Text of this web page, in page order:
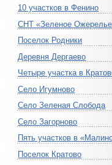
10 участков в Фенино
СНТ «Зеленое
Поселок Родники
Деревня Дергаево
Четыре участка в
Село Игумново
Село Зеленая Слобода
Село Загорново
Пять участков в
Поселок Кратово